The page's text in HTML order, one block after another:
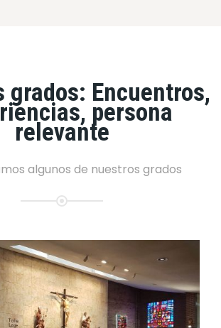
grados: Encuentros,
persona
relevante
algunos de nuestros grados